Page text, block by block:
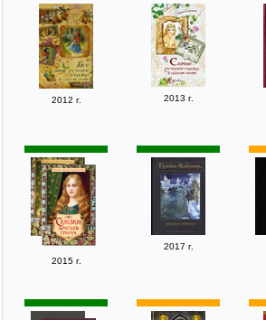
2012 г. 2013 г.
2015 г.
2017 г.